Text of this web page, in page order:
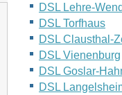
DSL Lehre-
DSL Torfhaus
DSL Clausthal-
DSL Vienenburg
DSL Goslar-
DSL